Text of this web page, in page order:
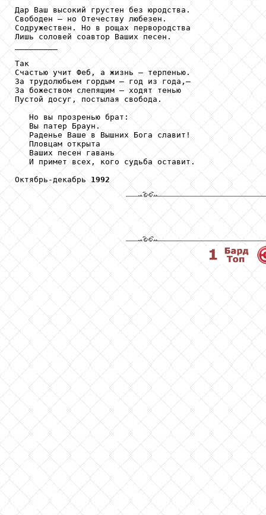
Дар Ваш высокий грустен без юродства.
Свободен — но Отечеству любезен.
Содружествен. Но в рощах первородства
Лишь соловей соавтор Ваших песен.
_________
Так
Счастью учит Феб, а жизнь — терпенью.
За трудолюбьем гордым — год из года,—
За божеством слепящим — ходят тенью
Пустой досуг, постылая свобода.
   Но вы прозренью брат:
   Вы патер Браун.
   Раденье Ваше в Вышних Бога славит!
   Пловцам открыта
   Ваших песен гавань
   И примет всех, кого судьба оставит.
Октябрь-декабрь 1992